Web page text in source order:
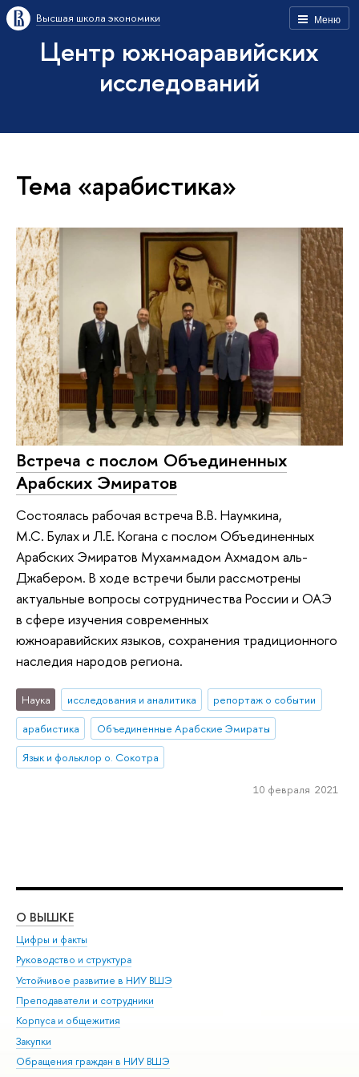
Меню
Высшая школа экономики
Центр южноаравийских
исследований
Тема «арабистика»
Встреча с послом Объединенных
Арабских Эмиратов
Состоялась рабочая встреча В.В. Наумкина,
М.С. Булах и Л.Е. Когана с послом Объединенных
Арабских Эмиратов Мухаммадом Ахмадом аль-
Джабером. В ходе встречи были рассмотрены
актуальные вопросы сотрудничества России и ОАЭ
в сфере изучения современных
южноаравийских языков, сохранения традиционного
наследия народов региона.
Наука исследования и аналитика
репортаж о событии
арабистика
Объединенные Арабские Эмираты
Язык и фольклор о. Сокотра
10 февраля 2021
О ВЫШКЕ
Цифры и факты
Руководство и структура
Устойчивое развитие в НИУ ВШЭ
Преподаватели и сотрудники
Корпуса и общежития
Закупки
Обращения граждан в НИУ ВШЭ